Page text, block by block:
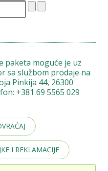
paketa moguće je uz
sa službom prodaje na
Pinkija 44, 26300
+381 69 5565 029
I REKLAMACIJE